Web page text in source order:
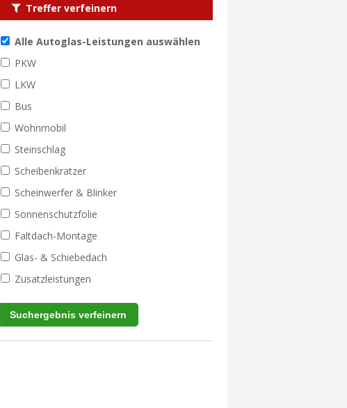
Treffer verfeinern
Alle Autoglas-Leistungen auswählen
PKW
LKW
Bus
Wohnmobil
Steinschlag
Scheibenkratzer
Scheinwerfer & Blinker
Sonnenschutzfolie
Faltdach-Montage
Glas- & Schiebedach
Zusatzleistungen